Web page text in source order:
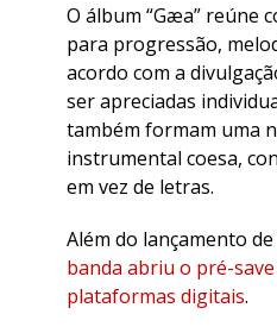
O álbum “Gæa” reúne
para progressão,
acordo com a
ser apreciadas
também formam uma
instrumental coesa,
em vez de letras.
Além do lançamento de
banda abriu o pré-save
plataformas digitais.